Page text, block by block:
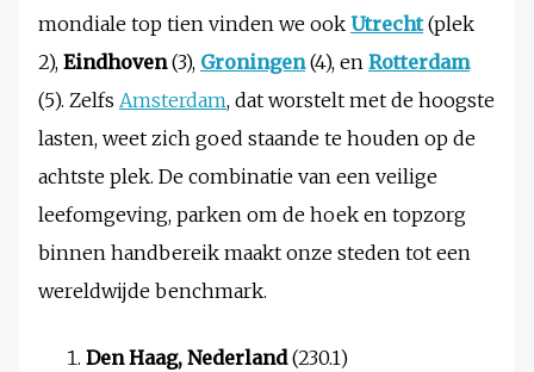
mondiale top tien vinden we ook Utrecht(plek
2), Eindhoven(3), Groningen (4), en Rotterdam
(5). Zelfs Amsterdam, dat worstelt met de hoogste
lasten, weet zich goed staande te houden op de
achtste plek. De combinatie van een veilige
leefomgeving, parken om de hoek en topzorg
binnen handbereik maakt onze steden tot een
wereldwijde benchmark.
Den Haag, Nederland(230.1)